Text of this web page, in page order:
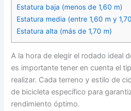
Estatura baja (menos de 1,60 m)
Estatura media (entre 1,60 m y
Estatura alta (más de 1,70 m)
A la hora de elegir el rodado ideal
es importante tener en cuenta el
realizar. Cada terreno y estilo de
de bicicleta específico para
rendimiento óptimo.